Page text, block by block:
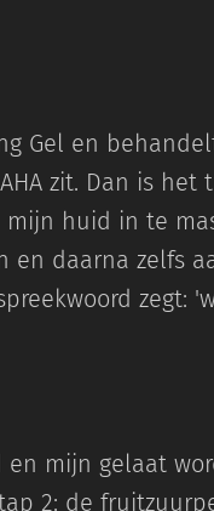
Gel en
zit. Dan is het
huid in te
en daarna zelfs
zegt:
en mijn gelaat
2: de